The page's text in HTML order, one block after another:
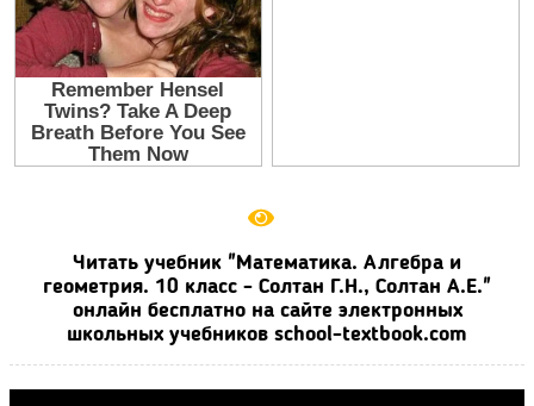
Читать учебник "Математика. Алгебра и
геометрия. 10 класс - Солтан Г.Н., Солтан А.Е."
онлайн бесплатно на сайте электронных
школьных учебников school-textbook.com